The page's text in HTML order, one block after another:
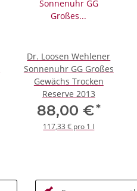
Dr. Loosen Wehlener
Sonnenuhr GG Großes
Gewächs Trocken
Reserve 2013
88,00 €*
117,33 € pro 1 l